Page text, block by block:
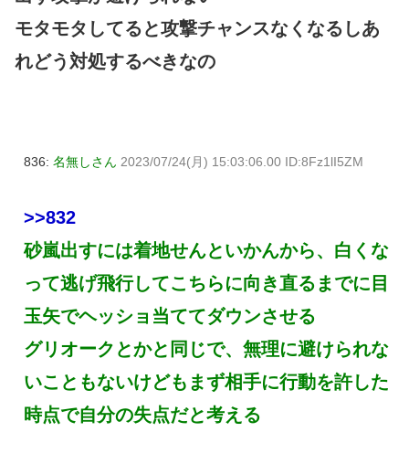
モタモタしてると攻撃チャンスなくなるしあ
れどう対処するべきなの
836: 名無しさん 2023/07/24(月) 15:03:06.00 ID:8Fz1lI5ZM
>>832
砂嵐出すには着地せんといかんから、白くな
って逃げ飛行してこちらに向き直るまでに目
玉矢でヘッショ当ててダウンさせる
グリオークとかと同じで、無理に避けられな
いこともないけどもまず相手に行動を許した
時点で自分の失点だと考える